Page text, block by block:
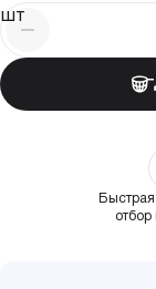
шт
Быстрая
отбор